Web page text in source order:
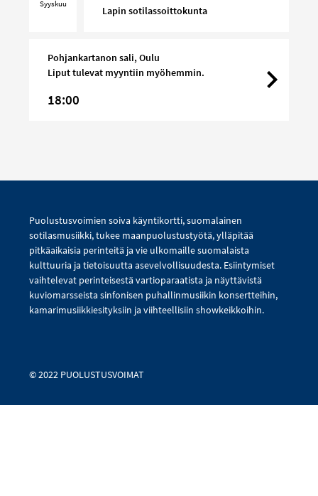
Syyskuu
Lapin sotilassoittokunta
Pohjankartanon sali, Oulu
Liput tulevat myyntiin myöhemmin.
18:00
Puolustusvoimien soiva käyntikortti, suomalainen
sotilasmusiikki, tukee maanpuolustustyötä, ylläpitää
pitkäaikaisia perinteitä ja vie ulkomaille suomalaista
kulttuuria ja tietoisuutta asevelvollisuudesta. Esiintymiset
vaihtelevat perinteisestä vartioparaatista ja näyttävistä
kuviomarsseista sinfonisen puhallinmusiikin konsertteihin,
kamarimusiikkiesityksiin ja viihteellisiin showkeikkoihin.
© 2022 PUOLUSTUSVOIMAT